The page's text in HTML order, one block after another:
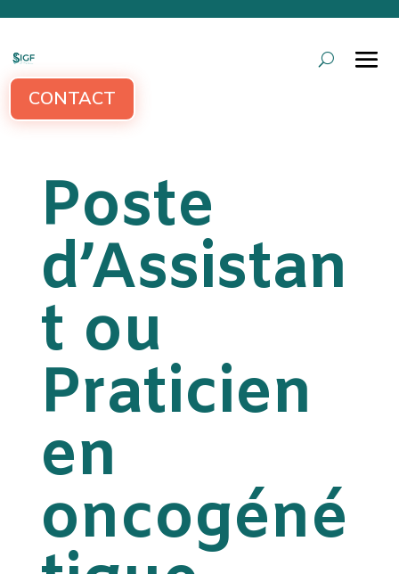
CONTACT
Poste
d’Assistan
t ou
Praticien
en
oncogéné